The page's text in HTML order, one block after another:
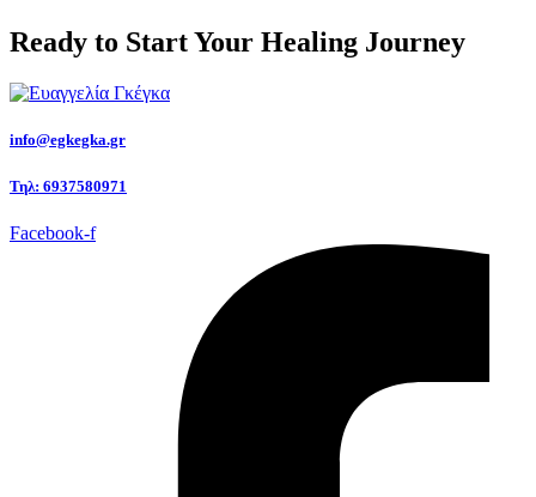
Ready to Start Your Healing Journey
info@egkegka.gr
Τηλ: 6937580971
Facebook-f